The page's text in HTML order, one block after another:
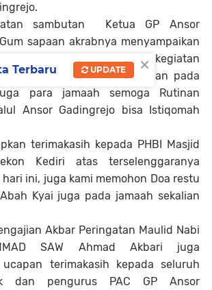
sambutan Ketua GP Ansor
sapaan akrabnya menyampaikan
atas terselenggaranya kegiatan
Doa restu dan dukungan pada
para jamaah semoga Rutinan
Ansor Gadingrejo bisa Istiqomah
terimakasih kepada PHBI Masjid
Kediri atas terselenggaranya
ini, juga kami memohon Doa restu
Kyai juga pada jamaah sekalian
Akbar Peringatan Maulid Nabi
SAW Ahmad Akbari juga
ucapan terimakasih kepada seluruh
dan pengurus PAC GP Ansor
×
Terbaru UPDATE